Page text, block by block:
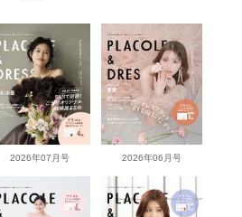
2026年07月号 2026年06月号